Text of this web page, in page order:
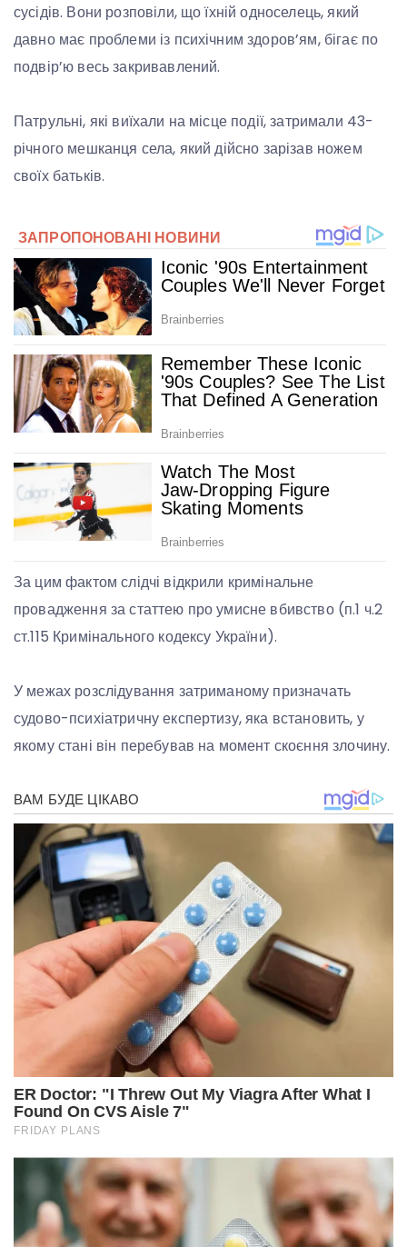
сусідів. Вони розповіли, що їхній односелець, який
давно має проблеми із психічним здоров’ям, бігає по
подвір’ю весь закривавлений.
Патрульні, які виїхали на місце події, затримали 43-
річного мешканця села, який дійсно зарізав ножем
своїх батьків.
За цим фактом слідчі відкрили кримінальне
провадження за статтею про умисне вбивство (п.1 ч.2
ст.115 Кримінального кодексу України).
У межах розслідування затриманому призначать
судово-психіатричну експертизу, яка встановить, у
якому стані він перебував на момент скоєння злочину.